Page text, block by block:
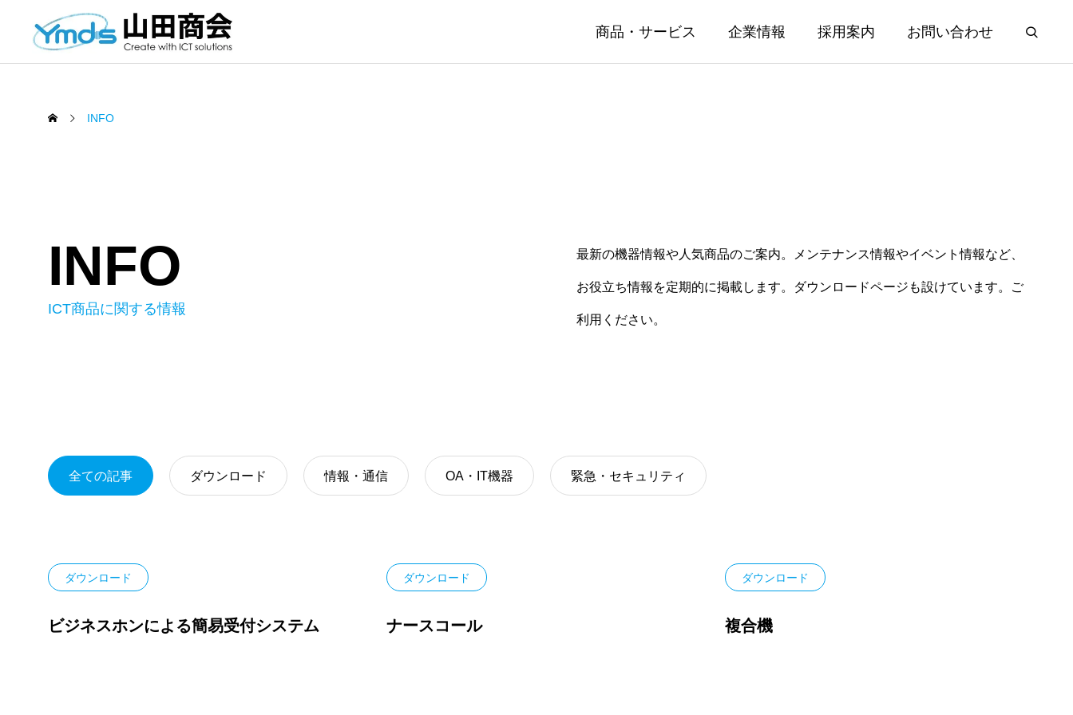
商品・サービス 企業情報 採用案内 お問い合わせ
INFO
INFO
ICT商品に関する情報
最新の機器情報や人気商品のご案内。メンテナンス情報やイベント情報など、
お役立ち情報を定期的に掲載します。ダウンロードページも設けています。ご
利用ください。
全ての記事 ダウンロード 情報・通信 OA・IT機器 緊急・セキュリティ
ダウンロード
ビジネスホンによる簡易受付システム
ダウンロード
ナースコール
ダウンロード
複合機